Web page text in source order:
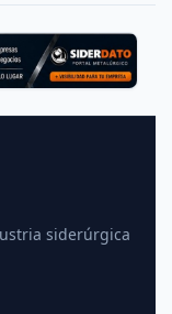
siderúrgica